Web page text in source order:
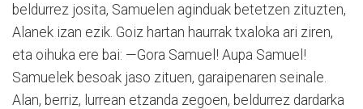
beldurrez josita, Samuelen aginduak betetzen zituzten,
Alanek izan ezik. Goiz hartan haurrak txaloka ari ziren,
eta oihuka ere bai: —Gora Samuel! Aupa Samuel!
Samuelek besoak jaso zituen, garaipenaren seinale.
Alan, berriz, lurrean etzanda zegoen, beldurrez dardarka